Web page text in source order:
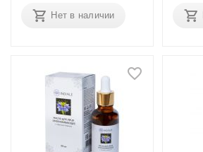
Нет в наличии